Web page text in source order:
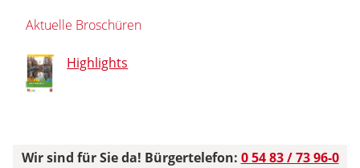
Aktuelle Broschüren
Highlights
Wir sind für Sie da! Bürgertelefon: 0 54 83 / 73 96-0